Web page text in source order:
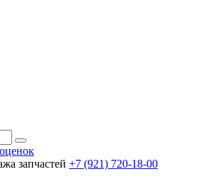
оценок
запчастей +7 (921) 720-18-00